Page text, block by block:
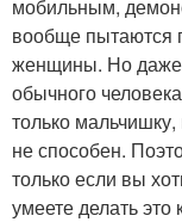
мобильным,
вообще пытаются
женщины. Но даже
обычного
только
не способен.
только если вы
умеете делать